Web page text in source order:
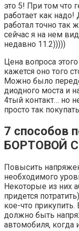
это 5! При том что
работает как
работал точно так
сейчас я на нем
недавно 11.2)))))
Цена вопроса
кажется оно того
Можно было
диодного моста и
4тый контакт… но
просто так
7
БОРТОВОЙ
Повысить
необходимого
Некоторые из них
придется
кое-что прикупить.
должно быть
автомобиля, когда